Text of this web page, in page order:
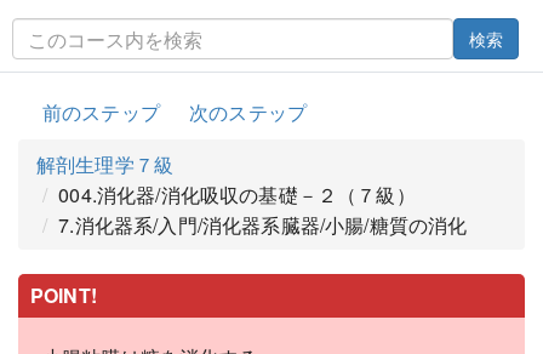
検索
前のステップ
次のステップ
解剖生理学７級
004.消化器/消化吸収の基礎－２（７級）
7.消化器系/入門/消化器系臓器/小腸/糖質の消化
POINT!